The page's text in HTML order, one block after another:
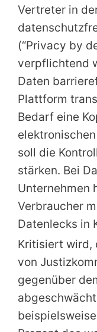
Vertreter in
(“Privacy by
verpflichtend
Daten
Plattform
Bedarf eine
soll die
stärken. Bei
Unternehmen
Verbraucher
Datenlecks in
Kritisiert wird,
von
gegenüber